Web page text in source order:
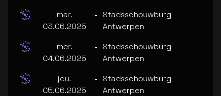
mar.
03.06.2025
• Stadsschouwburg
Antwerpen
mer.
04.06.2025
• Stadsschouwburg
Antwerpen
jeu.
05.06.2025
• Stadsschouwburg
Antwerpen